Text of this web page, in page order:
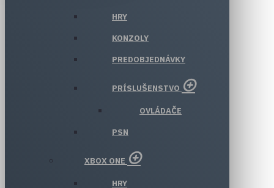
HRY
KONZOLY
PREDOBJEDNÁVKY
PRÍSLUŠENSTVO
OVLÁDAČE
PSN
XBOX ONE
HRY